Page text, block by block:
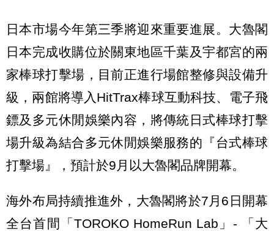
日本市場今年第三季將迎來重要進展。大魯閣
日本完成收購位於關東地區千葉及宇都宮的兩
家棒球打擊場，目前正進行場館整修與設備升
級，兩館將導入HitTrax棒球互動科技、電子飛
鏢及多元休閒娛樂內容，將傳統日式棒球打擊
場升級為結合多元休閒娛樂服務的『台式棒球
打擊場』，預計於9月以大魯閣品牌開幕。
海外布局持續推進外，大魯閣將於7月6日開幕
全台首間「TOROKO HomeRun Lab」- 「大